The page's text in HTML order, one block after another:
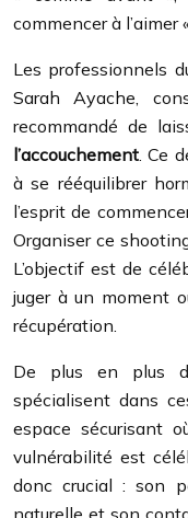
commencer à l’aimer
Les professionnels
Sarah Ayache,
recommandé de
l’accouchement. Ce
à se rééquilibrer
l’esprit de
Organiser ce
L’objectif est de
juger à un moment
récupération.
De plus en plus
spécialisent dans
espace sécurisant
vulnérabilité est
donc crucial : son